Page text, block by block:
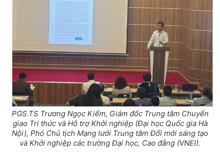
PGS.TS Trương Ngọc Kiểm, Giám đốc Trung tâm Chuyển
giao Tri thức và Hỗ trợ Khởi nghiệp (Đại học Quốc gia Hà
Nội), Phó Chủ tịch Mạng lưới Trung tâm Đổi mới sáng tạo
và Khởi nghiệp các trường Đại học, Cao đẳng (VNEI).